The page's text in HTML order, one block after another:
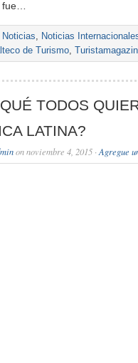
fue…
Noticias, Noticias
de Turismo,
TODOS
LATINA?
on noviembre 4, 2015 · Agregue